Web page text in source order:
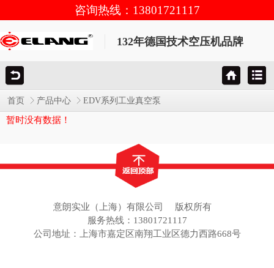
咨询热线：13801721117
132年德国技术空压机品牌
首页 产品中心 EDV系列工业真空泵
暂时没有数据！
意朗实业（上海）有限公司
版权所有
服务热线：13801721117
公司地址：上海市嘉定区南翔工业区德力西路668号